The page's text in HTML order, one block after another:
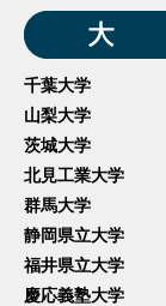
千葉大学
山梨大学
茨城大学
北見工業大学
群馬大学
静岡県立大学
福井県立大学
慶応義塾大学